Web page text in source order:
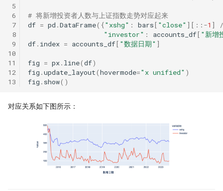
5
6
7
8
9
10
11
12
13
# 将新增投资者人数与上证指数走势对应起来
df = pd .DataFrame({"xshg" : bars[ "close" ][:: -1 ]
/
"investor" : accounts_df[ "新增
df. index = accounts_df[ "数据日期" ]
fig = px. line(df)
fig .update_layout(hovermode="x unified" )
fig . show()
对应关系如下图所示：